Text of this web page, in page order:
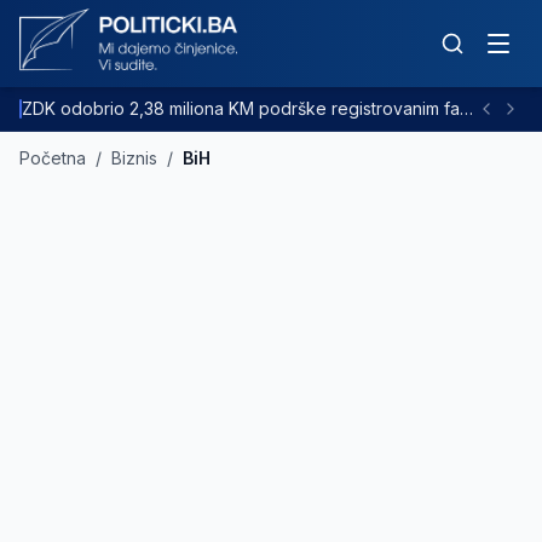
ZDK odobrio 2,38 miliona KM podrške registrovanim farmama goveda
Početna / Biznis / BiH